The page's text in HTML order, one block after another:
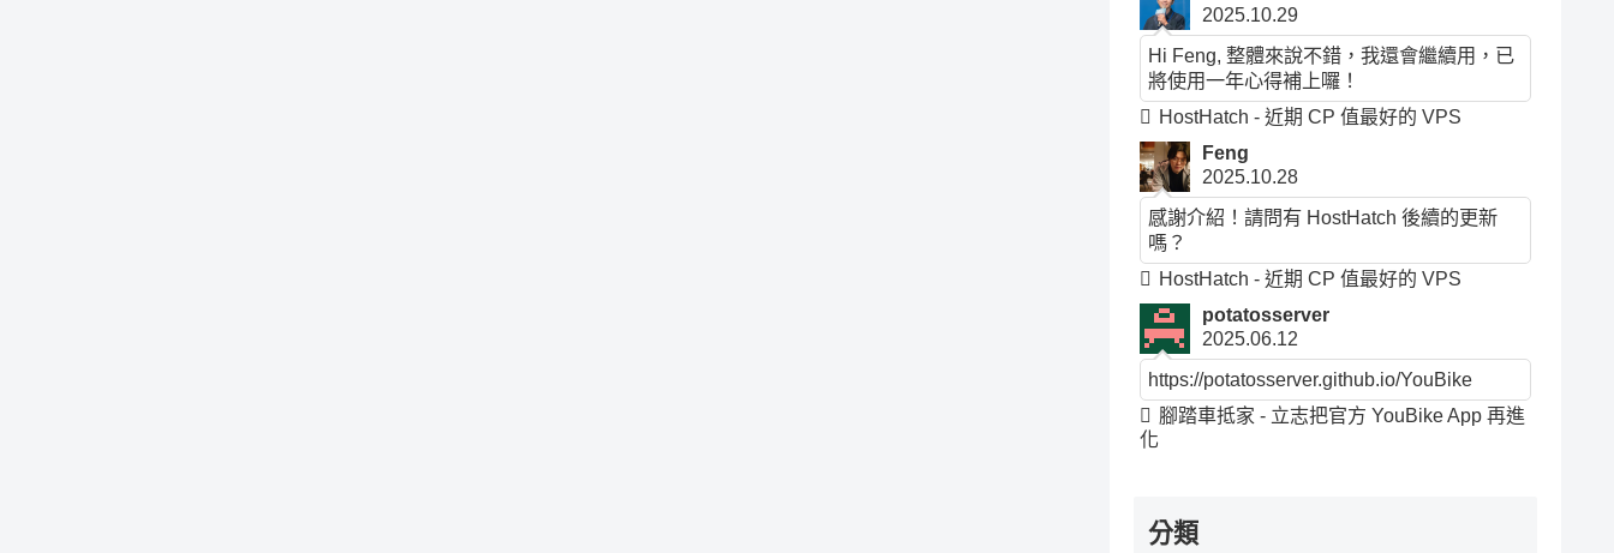
2025.10.29
Hi Feng, 整體來說不錯，我還會繼續用，已
將使用一年心得補上囉！
HostHatch - 近期 CP 值最好的 VPS
Feng
2025.10.28
感謝介紹！請問有 HostHatch 後續的更新
嗎？
HostHatch - 近期 CP 值最好的 VPS
potatosserver
2025.06.12
https://potatosserver.github.io/YouBike
腳踏車抵家 - 立志把官方 YouBike App 再進
化
分類